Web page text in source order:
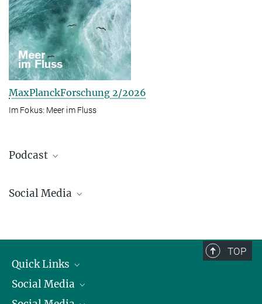
MaxPlanckForschung 2/2026
Im Fokus: Meer im Fluss
Podcast
Social Media
Mastodon
TikTok
Youtube
TOP
Quick Links
Präsident
Social Media